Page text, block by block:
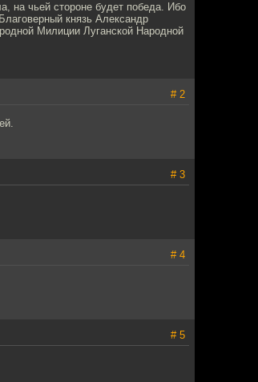
на чьей стороне будет победа. Ибо
князь Александр
Милиции Луганской Народной
# 2
# 3
# 4
# 5